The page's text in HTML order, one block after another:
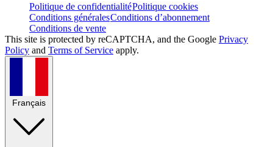
Politique de confidentialitéPolitique cookies
Conditions généralesConditions d’abonnement
Conditions de vente
This site is protected by reCAPTCHA, and the Google Privacy
Policy and Terms of Service apply.
Français